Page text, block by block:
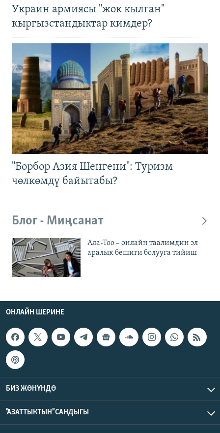
Украин армиясы "жок кылган"
кыргызстандыктар кимдер?
"Борбор Азия Шенгени": Туризм
чөлкөмдү байытабы?
Блог - Миңсанат
Ала-Тоо – онлайн таалимдин эл
аралык бешиги болууга тийиш
ОНЛАЙН ШЕРИНЕ
БИЗ ЖӨНҮНДӨ
"АЗАТТЫКТЫН" САНДЫГЫ